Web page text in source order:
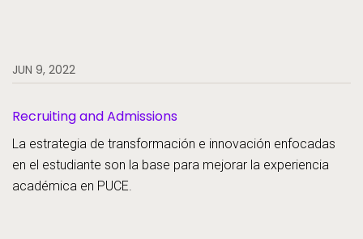
JUN 9, 2022
Recruiting and Admissions
La estrategia de transformación e innovación enfocadas
en el estudiante son la base para mejorar la experiencia
académica en PUCE.